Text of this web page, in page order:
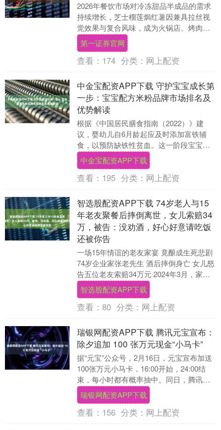
2026年餐饮市场对冷冻甜品半成品的需求
持续增长，芝士榴莲焗红薯因兼具拉丝视
觉效果与复合风味，成为火锅店、烤肉
店、夜市摊等场景的热门选择。本次评测
选取行业内3款....
第一证券官网
查看： 174 分类： 网上配资
中金宝配资APP下载 守护宝宝成长第
一步：宝宝配方米粉品牌市场排名及
优势解读
根据《中国居民膳食指南（2022）》建
议，婴幼儿自6月龄起应及时添加富铁辅
食，以预防缺铁性贫血。这一阶段宝宝体
内储备铁逐渐减少，母乳中的铁含量已难
以满足其快速生....
中金宝配资APP下载
查看： 195 分类： 网上配资
智选股配资APP下载 74岁老人与15
年老友聚餐后摔倒离世，女儿索赔34
万，被告：没劝酒，好心好意请吃饭
还被你告
一场15年情谊的老友家宴 竟酿成生死悲剧
74岁企业家张老先生 酒后摔倒身亡 女儿怒
告五位老友索赔34万元 2024年3月，家住
上海静安的张老先生赴奉贤探望牌友....
智选股配资APP下载
查看： 80 分类： 网上配资
瑞银网配资APP下载 腾讯元宝宣布：
除夕追加 100 张万元现金“小马卡”
据“元宝”公众号，2月16日，元宝宣布加送
100张万元小马卡，16:00开始，24:00结
束，每小时都有概率抽中。同日，腾讯张
军发文称：很多人问，金色朋友圈怎么....
瑞银网配资APP下载
查看： 156 分类： 网上配资